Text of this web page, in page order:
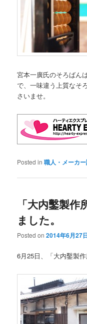
宮本一廣氏のそろばん
で、一味違う上質なそ
さいませ。
Posted in 職人・メーカ
「大内鑿製
ました。
Posted on2014年6月27
6月25日、「大内鑿製